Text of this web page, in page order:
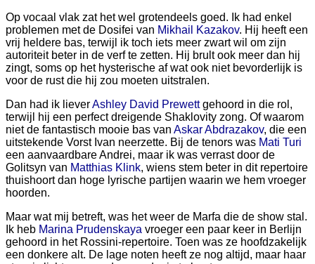
Op vocaal vlak zat het wel grotendeels goed. Ik had enkel
problemen met de Dosifei van Mikhail Kazakov. Hij heeft een
vrij heldere bas, terwijl ik toch iets meer zwart wil om zijn
autoriteit beter in de verf te zetten. Hij brult ook meer dan hij
zingt, soms op het hysterische af wat ook niet bevorderlijk is
voor de rust die hij zou moeten uitstralen.
Dan had ik lieverAshley David Prewettgehoord in die rol,
terwijl hij een perfect dreigende Shaklovity zong. Of waarom
niet de fantastisch mooie bas van Askar Abdrazakov, die een
uitstekende Vorst Ivan neerzette. Bij de tenors was Mati Turi
een aanvaardbare Andrei, maar ik was verrast door de
Golitsyn van Matthias Klink, wiens stem beter in dit repertoire
thuishoort dan hoge lyrische partijen waarin we hem vroeger
hoorden.
Maar wat mij betreft, was het weer de Marfa die de show stal.
Ik heb Marina Prudenskaya vroeger een paar keer in Berlijn
gehoord in het Rossini-repertoire. Toen was ze hoofdzakelijk
een donkere alt. De lage noten heeft ze nog altijd, maar haar